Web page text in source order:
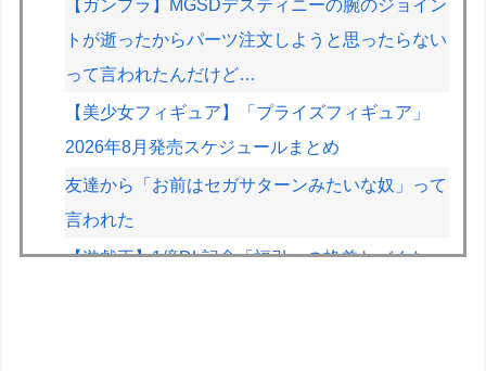
【ガンプラ】MGSDデスティニーの腕のジョイン
トが逝ったからパーツ注文しようと思ったらない
って言われたんだけど…
【美少女フィギュア】「プライズフィギュア」
2026年8月発売スケジュールまとめ
友達から「お前はセガサターンみたいな奴」って
言われた
【遊戯王】1億DL記念「福引」の格差ヤバくな